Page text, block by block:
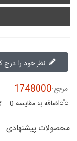
نظر خود را درج کنید
مرجع:1748000
اضافه به مقایسه 0
محصولات پیشنهادی